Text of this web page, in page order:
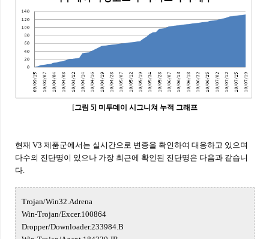
[그림 5] 미투데이 시그니쳐 누적 그래프
현재 V3 제품군에서는 실시간으로 변종을 확인하여 대응하고 있으며
다수의 진단명이 있으나 가장 최근에 확인된 진단명은 다음과 같습니
다.
Trojan/Win32.Adrena
Win-Trojan/Excer.100864
Dropper/Downloader.233984.B